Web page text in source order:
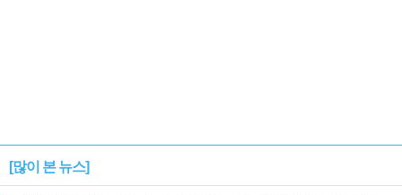
[많이 본 뉴스]